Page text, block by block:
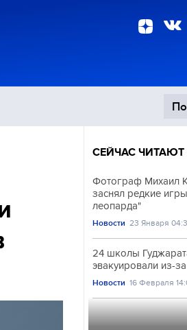
СЕЙЧАС ЧИТАЮТ
Фотограф Михаил
заснял редкие
леопарда"
Новости 23 Января
24 школы
эвакуировали из-
Новости 16 Февраля